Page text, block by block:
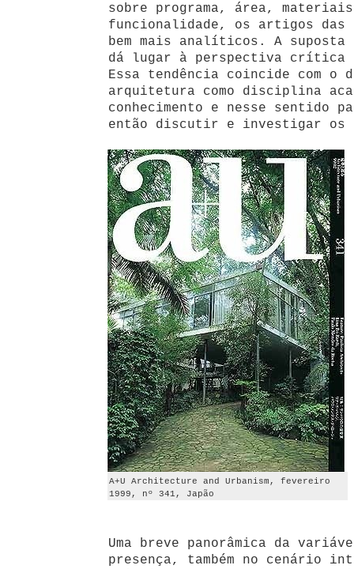
sobre programa, área,
funcionalidade, os artigos das
bem mais analíticos. A suposta
dá lugar à perspectiva crítica
Essa tendência coincide com o
arquitetura como disciplina
conhecimento e nesse sentido
então discutir e investigar os
A+U Architecture and Urbanism, fevereiro
1999, nº 341, Japão
Uma breve panorâmica da
presença, também no cenário